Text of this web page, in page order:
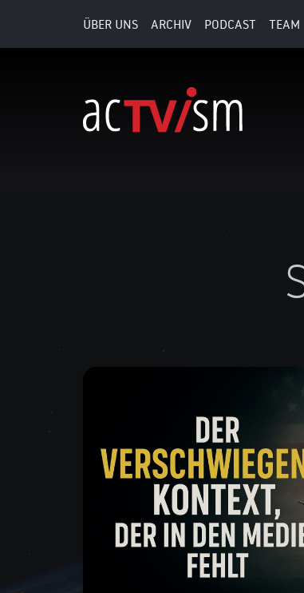
ÜBER UNS ARCHIV PODCAST TEAM